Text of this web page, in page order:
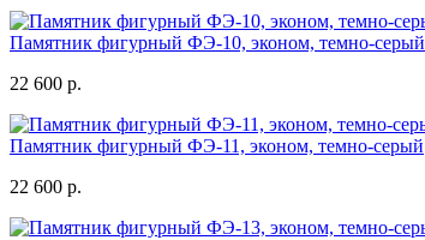
Памятник фигурный ФЭ-10, эконом, темно-серый
22 600 р.
Памятник фигурный ФЭ-11, эконом, темно-серый
22 600 р.